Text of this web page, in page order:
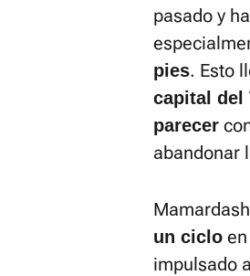
pasado y
pies. Esto
capital del
parecer
abandonar
un ciclo
impulsado